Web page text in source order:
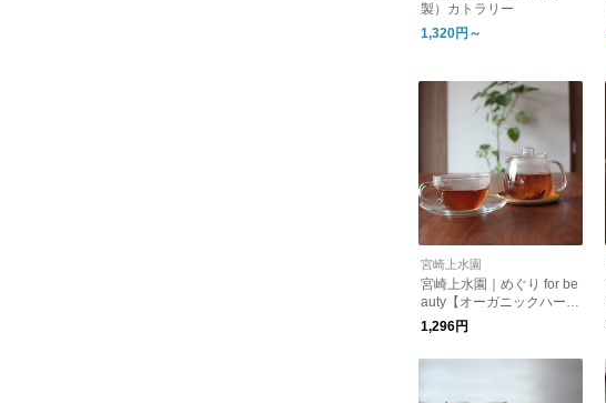
製）カトラリー
1,320円～
宮崎上水園
宮崎上水園｜めぐり for be
auty【オーガニックハーブ
ティー】
1,296円